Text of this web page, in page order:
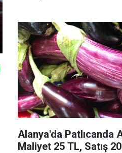
Alanya'da Patlıcanda
Maliyet 25 TL, Satış